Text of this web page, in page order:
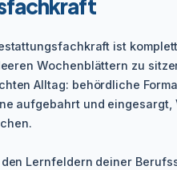
ist
Wochenblättern zu
Alltag: behördliche
aufgebahrt und eingesargt,
Lernfeldern deiner